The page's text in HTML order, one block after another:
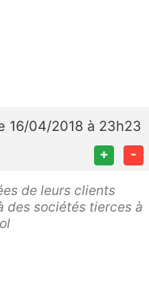
16/04/2018 à 23h23
+ -
de leurs clients
des sociétés tierces à